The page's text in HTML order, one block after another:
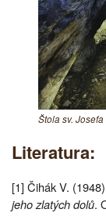
Štola sv.
Literatura:
[1] Čihák V.
jeho zlatých dolů.